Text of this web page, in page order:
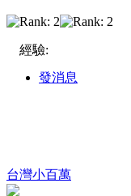
經驗:
發消息
台灣小百萬